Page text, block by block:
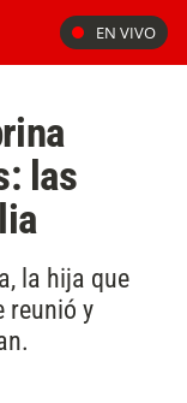
EN VIVO
las
la hija que
reunió y